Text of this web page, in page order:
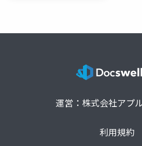
運営：株式会社アプ
利用規約